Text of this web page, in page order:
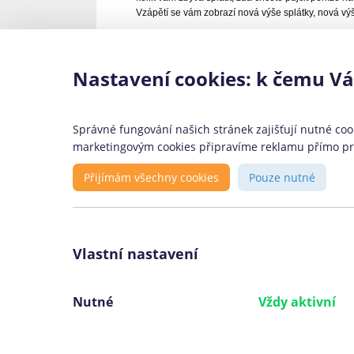
Vzápětí se vám zobrazí nová výše splátky, nová
Konsolidace je určena:
Těm, co si chtějí sloučit více půjček
jedné velké
Těm, co mají zájem o sloučení
měsíčních splátkách za půjčky
Nastavení cookies: k čemu
Správné fungování našich stránek zajišťují nutné
marketingovým cookies připravíme reklamu přímo
Přijímám všechny cookies Pouze nutné
Vlastní nastavení
Nutné Vždy aktivní